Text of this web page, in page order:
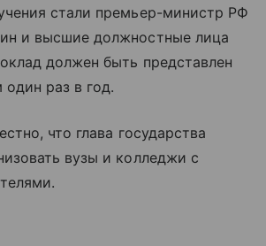
стали премьер-министр РФ
и высшие должностные лица
должен быть представлен
раз в год.
что глава государства
вузы и колледжи с